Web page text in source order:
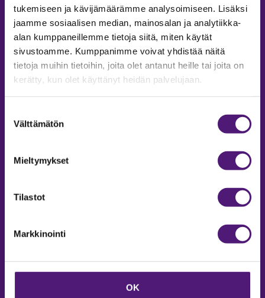
tukemiseen ja kävijämäärämme analysoimiseen. Lisäksi
jaamme sosiaalisen median, mainosalan ja analytiikka-
alan kumppaneillemme tietoja siitä, miten käytät
sivustoamme. Kumppanimme voivat yhdistää näitä
tietoja muihin tietoihin, joita olet antanut heille tai joita on
kerätty, kun olet käyttänyt heidän palvelujaan.
valinta
Välttämätön
Mieltymykset
Tilastot
Markkinointi
OK
MAJOITUS
Tiedustelut & Varaukset
Vastuullisuus
Ympäristöohjelma